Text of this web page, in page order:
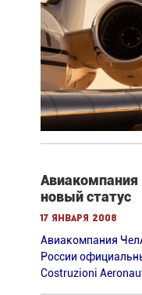
Авиакомпания
новый статус
17 января 2008
Авиакомпания
России
Costruziоni